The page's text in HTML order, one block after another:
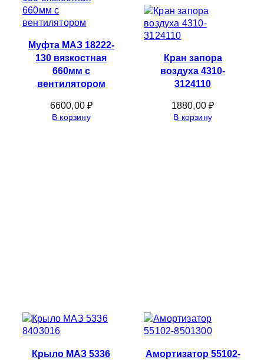
Муфта МАЗ 18222-
130 вязкостная
660мм с
вентилятором
6600,00₽
В корзину
Кран запора
воздуха 4310-
3124110
1880,00₽
В корзину
Крыло МАЗ 5336
Амортизатор 55102-